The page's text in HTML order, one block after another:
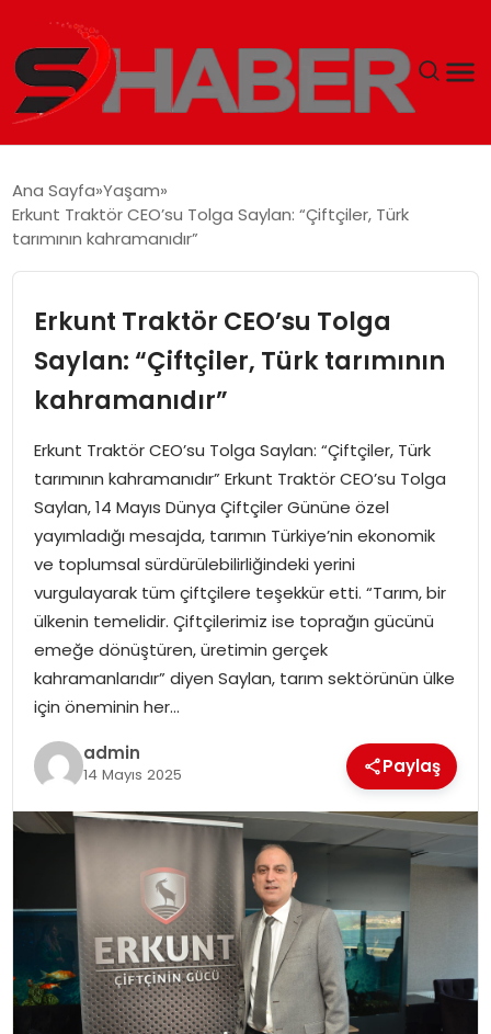
MAGAZIN
EKONOMI
SIYASET
EĞITIM
YAŞAM
Ana Sayfa Yaşam
Erkunt Traktör CEO’su Tolga Saylan: “Çiftçiler, Türk
tarımının kahramanıdır”
Erkunt Traktör CEO’su Tolga
Saylan: “Çiftçiler, Türk tarımının
kahramanıdır”
Erkunt Traktör CEO’su Tolga Saylan: “Çiftçiler, Türk
tarımının kahramanıdır” Erkunt Traktör CEO’su Tolga
Saylan, 14 Mayıs Dünya Çiftçiler Gününe özel
yayımladığı mesajda, tarımın Türkiye’nin ekonomik
ve toplumsal sürdürülebilirliğindeki yerini
vurgulayarak tüm çiftçilere teşekkür etti. “Tarım, bir
ülkenin temelidir. Çiftçilerimiz ise toprağın gücünü
emeğe dönüştüren, üretimin gerçek
kahramanlarıdır” diyen Saylan, tarım sektörünün ülke
için öneminin her…
admin
14 Mayıs 2025 Paylaş